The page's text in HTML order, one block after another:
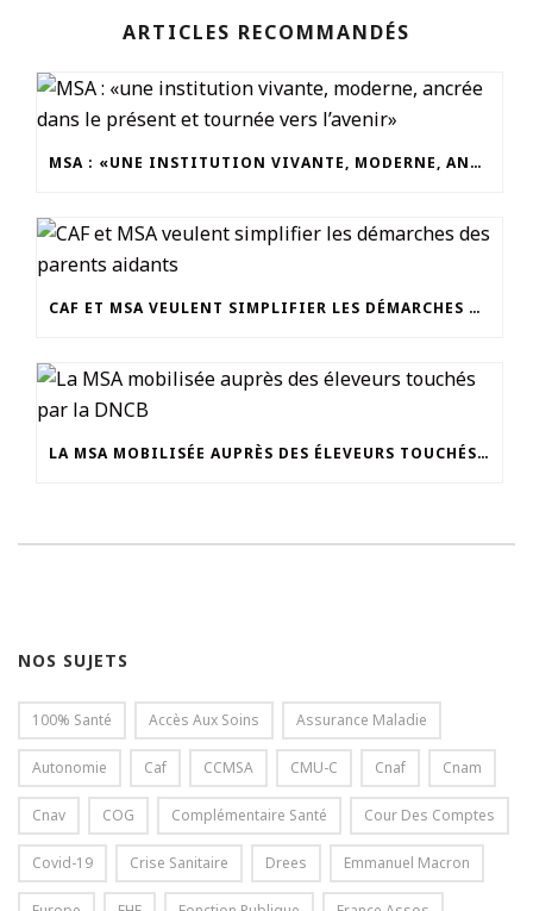
ARTICLES RECOMMANDÉS
MSA : «UNE INSTITUTION VIVANTE, MODERNE, ANCRÉE DANS LE PRÉSENT ET TOURNÉE VERS L’AVENIR»
CAF ET MSA VEULENT SIMPLIFIER LES DÉMARCHES DES PARENTS AIDANTS
LA MSA MOBILISÉE AUPRÈS DES ÉLEVEURS TOUCHÉS PAR LA DNCB
NOS SUJETS
100% Santé Accès Aux Soins Assurance Maladie
Autonomie Caf CCMSA CMU-C Cnaf Cnam
Cnav COG Complémentaire Santé Cour Des Comptes
Covid-19 Crise Sanitaire Drees Emmanuel Macron